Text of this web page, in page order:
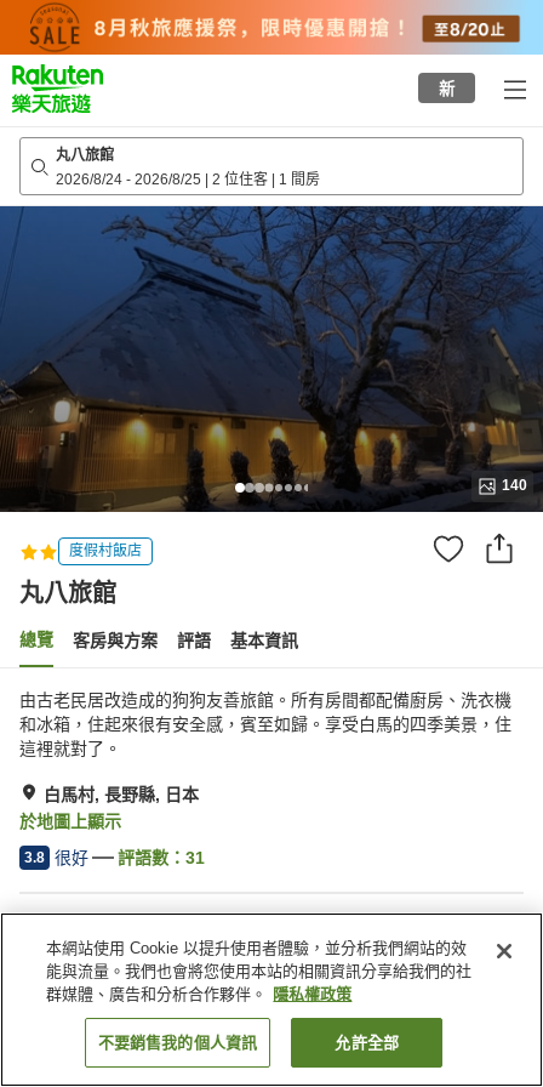
top
page
新
丸八旅館
2026/8/24 - 2026/8/25 | 2 位住客 | 1 間房
140
度假村飯店
丸八旅館
總覽 客房與方案 評語 基本資訊
由古老民居改造成的狗狗友善旅館。所有房間都配備廚房、洗衣機
和冰箱，住起來很有安全感，賓至如歸。享受白馬的四季美景，住
這裡就對了。
白馬村, 長野縣, 日本
於地圖上顯示
3.8 很好 評語數： 31
無線網路
按摩浴缸
休息室
指定吸菸區
日本 長野縣 白馬村 丸八旅館
找客房
本網站使用 Cookie 以提升使用者體驗，並分析我們網站的效
能與流量。我們也會將您使用本站的相關資訊分享給我們的社
群媒體、廣告和分析合作夥伴。
隱私權政策
不要銷售我的個人資訊 允許全部